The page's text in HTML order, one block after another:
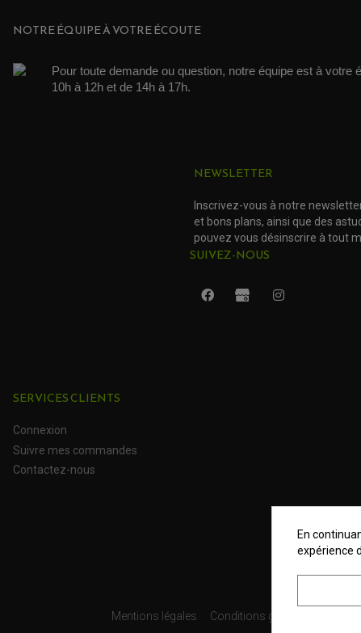
NOTRE ÉQUIPE À VOTRE ÉCOUTE
Pour toute demande ou question, notre équipe est à votre
10h à 12h et de 14h à 17h.
NEWSLETTER
Inscrivez-vous à notre
et bons plans, ainsi que des
pouvez vous désinscrire à tout
SUIVEZ-NOUS
SERVICES CLIENTS
Connexion
Suivre mes commandes
Contactez-nous
Mentions légales Conditions générales
En
expérience